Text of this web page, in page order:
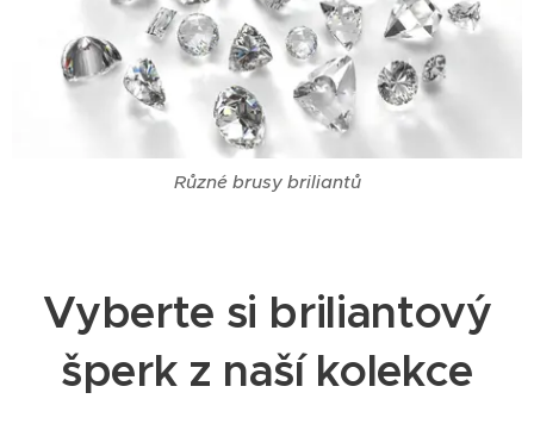
Různé brusy briliantů
Vyberte si briliantový
šperk z naší kolekce